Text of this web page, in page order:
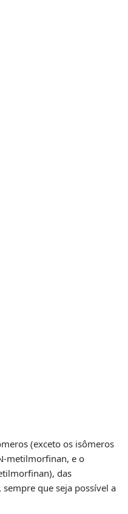
(exceto os isômeros
metilmorfinan, e o
das
que seja possível a